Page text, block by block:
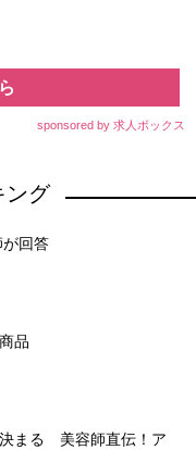
sponsored by 求人ボックス
ング
が回答
品
決まる 美容師直伝！ア